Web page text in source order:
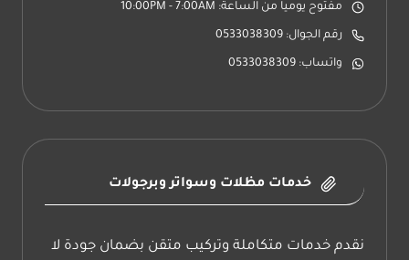
مفتوح يوميا من الساعة: 10:00PM - 7:00AM
رقم الجوال: 0533038309
واتساب: 0533038309
خدمات مظلات وسواتر وبرجولات
نقدم خدمات متكاملة وتركيب متقن بضمان جودة لا